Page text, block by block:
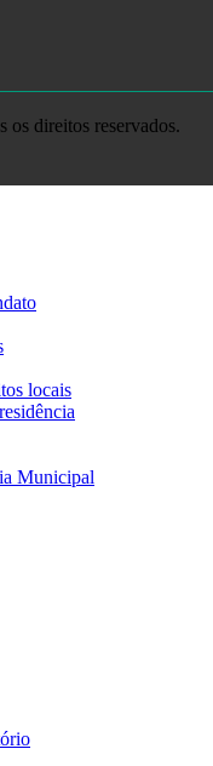
direitos reservados.
locais
Municipal